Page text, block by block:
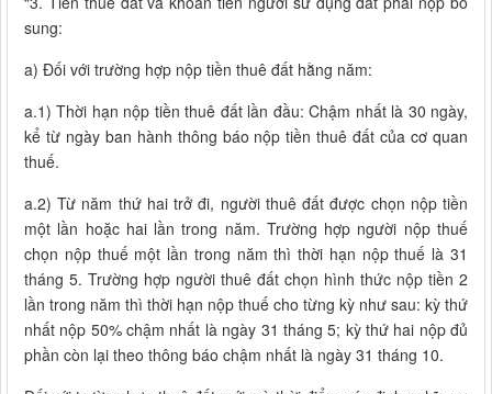
sung:
a) Đối với trường hợp nộp tiền thuê đất hằng năm:
a.1) Thời hạn nộp tiền thuê đất lần đầu: Chậm nhất là 30 ngày,
kể từ ngày ban hành thông báo nộp tiền thuê đất của cơ quan
thuế.
a.2) Từ năm thứ hai trở đi, người thuê đất được chọn nộp tiền
một lần hoặc hai lần trong năm. Trường hợp người nộp thuế
chọn nộp thuế một lần trong năm thì thời hạn nộp thuế là 31
tháng 5. Trường hợp người thuê đất chọn hình thức nộp tiền 2
lần trong năm thì thời hạn nộp thuế cho từng kỳ như sau: kỳ thứ
nhất nộp 50% chậm nhất là ngày 31 tháng 5; kỳ thứ hai nộp đủ
phần còn lại theo thông báo chậm nhất là ngày 31 tháng 10.